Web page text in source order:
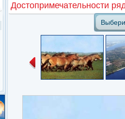
Достопримечательности